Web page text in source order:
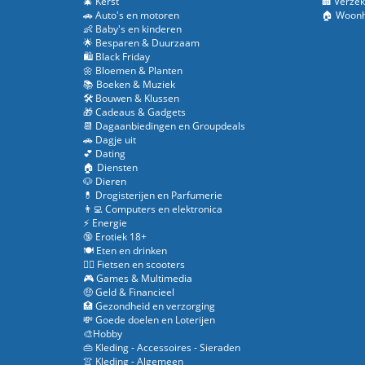
🚗 Auto's en motoren
👶 Baby's en kinderen
🌟 Besparen & Duurzaam
🛍️ Black Friday
🌼 Bloemen & Planten
📚 Boeken & Muziek
🛠️ Bouwen & Klussen
🎁 Cadeaus & Gadgets
📆 Dagaanbiedingen en Groupdeals
🚗 Dagje uit
💕 Dating
🏠 Diensten
🐶 Dieren
💊 Drogisterijen en Parfumerie
👨‍💻 Computers en elektronica
⚡ Energie
🔞 Erotiek 18+
🍽️ Eten en drinken
🚴‍♂️ Fietsen en scooters
🎮 Games & Multimedia
🤑 Geld & Financieel
🏥 Gezondheid en verzorging
💸 Goede doelen en Loterijen
🎨Hobby
👜 Kleding - Accessoires - Sieraden
👚 Kleding - Algemeen
🏠